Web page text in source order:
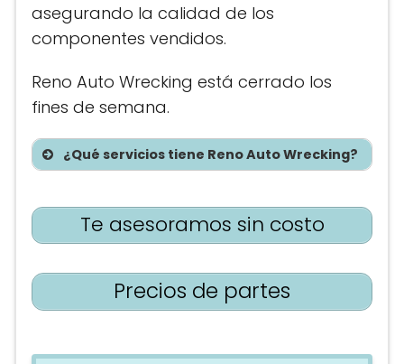
asegurando la calidad de los
componentes vendidos.
Reno Auto Wrecking está cerrado los
fines de semana.
¿Qué servicios tiene Reno Auto Wrecking?
Te asesoramos sin costo
Precios de partes